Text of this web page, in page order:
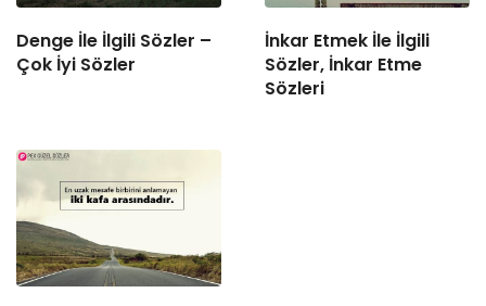
Denge İle İlgili Sözler –
Çok İyi Sözler
İnkar Etmek İle İlgili
Sözler, İnkar Etme
Sözleri